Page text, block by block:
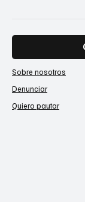
Sobre nosotros
Denunciar
Quiero pautar